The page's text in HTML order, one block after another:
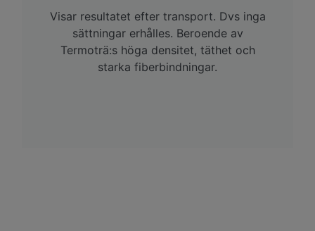
Visar resultatet efter transport. Dvs inga
sättningar erhålles. Beroende av
Termoträ:s höga densitet, täthet och
starka fiberbindningar.